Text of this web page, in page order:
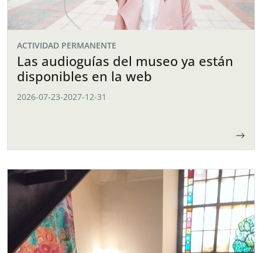
ACTIVIDAD PERMANENTE
Las audioguías del museo ya están
disponibles en la web
2026-07-23-2027-12-31